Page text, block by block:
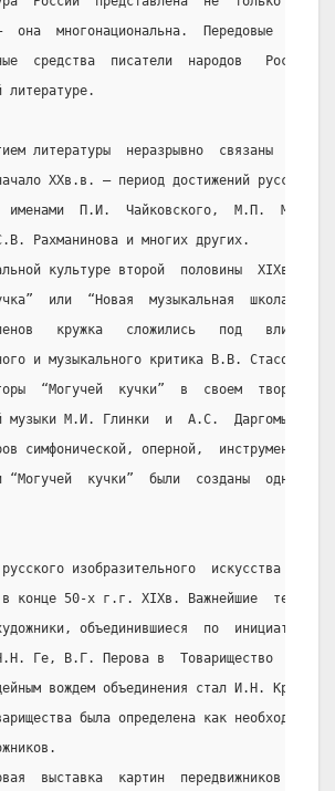
она  многонациональна.  Передовые
средства  писатели  народов   России
литературе.
литературы  неразрывно  связаны
ХХв.в. – период достижений русской
именами  П.И.  Чайковского,  М.П.
Рахманинова и многих других.
культуре второй  половины  XIXв.
или  “Новая  музыкальная  школа”.
кружка   сложились   под   влиянием
и музыкального критика В.В. Стасова
“Могучей  кучки”  в  своем
музыки М.И. Глинки  и  А.С.
симфонической, оперной,
“Могучей  кучки”  были  созданы  одни  из
изобразительного  искусства  к
в конце 50-х г.г. XIXв. Важнейшие
объединившиеся  по
Ге, В.Г. Перова в  Товарищество
вождем объединения стал И.Н.
была определена как
выставка  картин  передвижников  в